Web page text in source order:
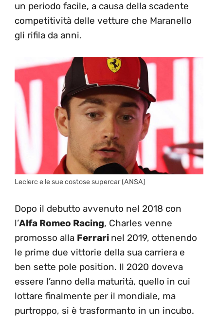
un periodo facile, a causa della scadente
competitività delle vetture che Maranello
gli rifila da anni.
Leclerc e le sue costose supercar (ANSA)
Dopo il debutto avvenuto nel 2018 con
l’Alfa Romeo Racing, Charles venne
promosso alla Ferrari nel 2019, ottenendo
le prime due vittorie della sua carriera e
ben sette pole position. Il 2020 doveva
essere l’anno della maturità, quello in cui
lottare finalmente per il mondiale, ma
purtroppo, si è trasformanto in un incubo.